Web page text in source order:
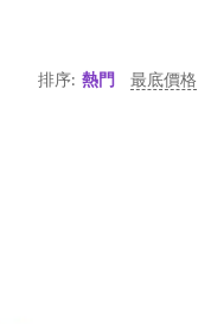
排序: 熱門 最底價格